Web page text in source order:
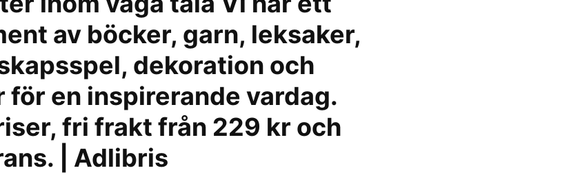
av böcker, garn, leksaker,
dekoration och
för en inspirerande vardag.
fri frakt från 229 kr och
| Adlibris